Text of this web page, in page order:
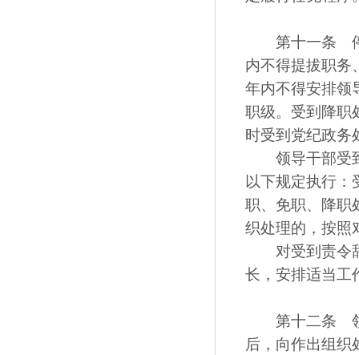
第十一条 停
内不得提拔职务
年内不得安排领
职级。受到降职
时受到党纪政务
领导干部受到
以下规定执行：
职、免职、降职
织处理的，按照
对受到责令辞
长，安排适当工
第十二条 领
后，向作出组织